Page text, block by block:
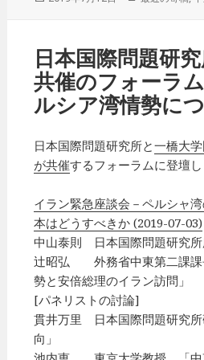
ー
日本国際問題研
共催のフォーラ
ルシア湾情勢に
日本国際問題研究所と一橋大
が共催するフォーラムに登壇し
イラン緊急座談会－ペルシャ
本はどうすべきか (2019-07-03)
中山泰則 日本国際問題研究
辻昭弘 外務省中東第二課課
勢と安倍総理のイラン訪問」
[パネリストの討論]
貫井万里 日本国際問題研究
向」